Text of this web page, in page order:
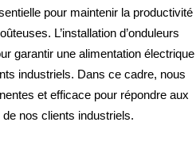
pour maintenir la productivité
L’installation d’onduleurs
garantir une alimentation électrique
industriels. Dans ce cadre, nous
et efficace pour répondre aux
nos clients industriels.